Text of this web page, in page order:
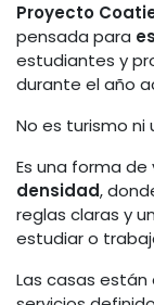
Proyecto
pensada para
estudiantes y
durante el año
No es turismo ni
Es una forma
densidad,
reglas claras y
estudiar o
Las casas